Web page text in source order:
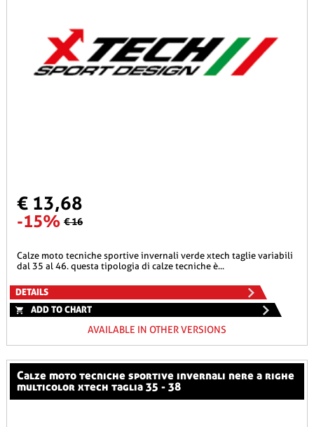
€ 13,68
-15% € 16
calze moto tecniche sportive invernali verde xtech taglie variabili
dal 35 al 46. questa tipologia di calze tecniche è...
DETAILS
ADD TO CHART
AVAILABLE IN OTHER VERSIONS
calze moto tecniche sportive invernali nere a righe
multicolor xtech taglia 35 - 38